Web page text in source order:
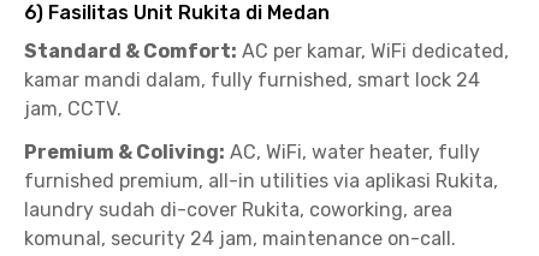
6) Fasilitas Unit Rukita di Medan
Standard & Comfort: AC per kamar, WiFi dedicated,
kamar mandi dalam, fully furnished, smart lock 24
jam, CCTV.
Premium & Coliving: AC, WiFi, water heater, fully
furnished premium, all-in utilities via aplikasi Rukita,
laundry sudah di-cover Rukita, coworking, area
komunal, security 24 jam, maintenance on-call.